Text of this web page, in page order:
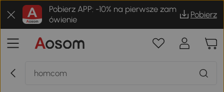
Pobierz APP: -10% na pierwsze zam
ówienie
Pobierz